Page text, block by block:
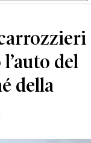
del
della